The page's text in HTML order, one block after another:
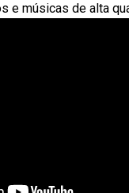
e músicas de alta